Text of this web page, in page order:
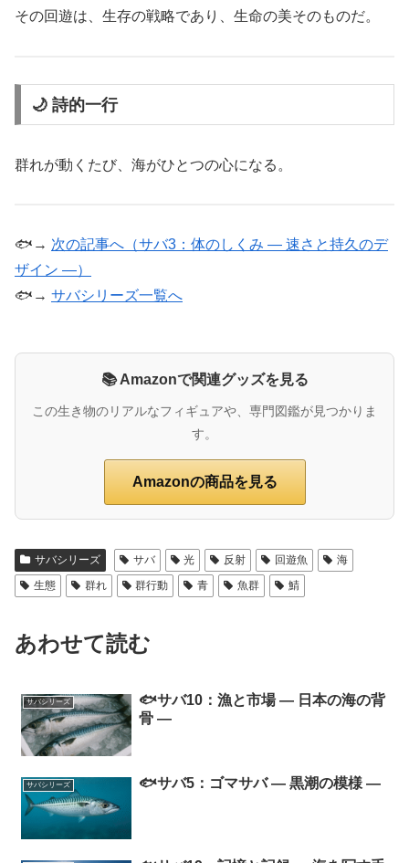
その回遊は、生存の戦略であり、生命の美そのものだ。
🌙 詩的一行
群れが動くたび、海がひとつの心になる。
🐟→ 次の記事へ（サバ3：体のしくみ ― 速さと持久のデ
ザイン ―）
🐟→ サバシリーズ一覧へ
📚 Amazonで関連グッズを見る
この生き物のリアルなフィギュアや、専門図鑑が見つかりま
す。
Amazonの商品を見る
サバシリーズ サバ 光 反射 回遊魚
海
生態
群れ 群行動 青 魚群 鯖
あわせて読む
サバシリーズ
🐟サバ10：漁と市場 ― 日本の海の背
骨 ―
サバシリーズ 🐟サバ5：ゴマサバ ― 黒潮の模様 ―